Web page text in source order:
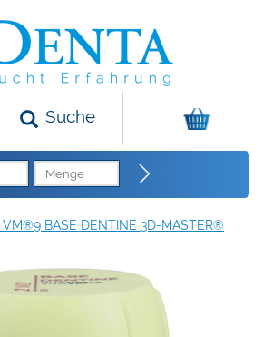
Suche
VM®9 BASE DENTINE 3D-MASTER®